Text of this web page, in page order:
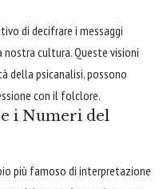
di decifrare i messaggi
cultura. Queste visioni
della psicanalisi, possono
con il folclore.
i Numeri del
più famoso di interpretazione